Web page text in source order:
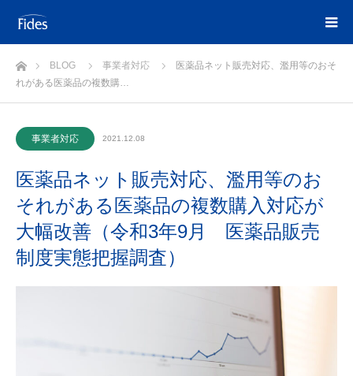
ホームBLOG 事業者対応
医薬品ネット販売対応、濫用等のおそ
れがある医薬品の複数購…
事業者対応 2021.12.08
医薬品ネット販売対応、濫用等のお
それがある医薬品の複数購入対応が
大幅改善（令和3年9月 医薬品販売
制度実態把握調査）